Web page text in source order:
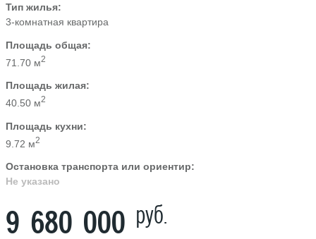
Тип жилья:
3-комнатная квартира
Площадь общая:
71.70 м2
Площадь жилая:
40.50 м2
Площадь кухни:
9.72 м2
Остановка транспорта или ориентир:
Не указано
9 680 000 руб.